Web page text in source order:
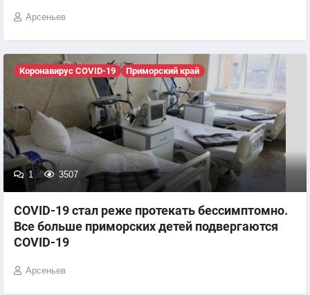
Арсеньев
Коронавирус COVID-19 Приморский край
1 3507
COVID-19 стал реже протекать бессимптомно.
Все больше приморских детей подвергаются
COVID-19
Арсеньев